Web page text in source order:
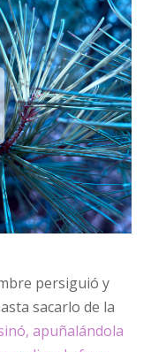
persiguió y
sacarlo de la
apuñalándola